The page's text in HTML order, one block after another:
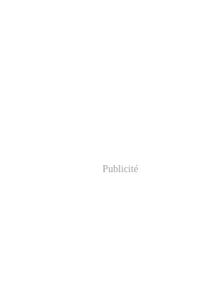
Publicité